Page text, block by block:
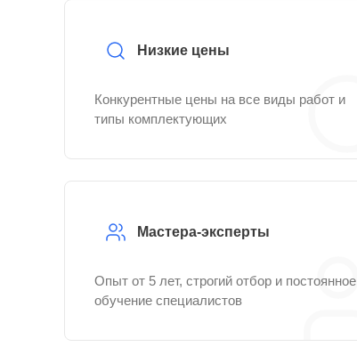
Низкие цены
Конкурентные цены на все виды работ и
типы комплектующих
Мастера-эксперты
Опыт от 5 лет, строгий отбор и постоянное
обучение специалистов